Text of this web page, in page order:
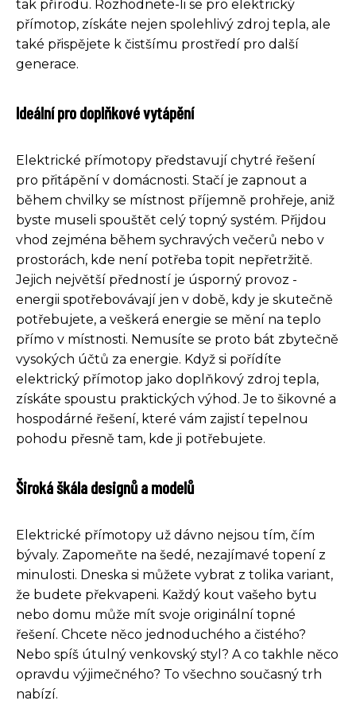
tak přírodu. Rozhodnete-li se pro elektrický
přímotop, získáte nejen spolehlivý zdroj tepla, ale
také přispějete k čistšímu prostředí pro další
generace.
Ideální pro doplňkové vytápění
Elektrické přímotopy představují chytré řešení
pro přitápění v domácnosti. Stačí je zapnout a
během chvilky se místnost příjemně prohřeje, aniž
byste museli spouštět celý topný systém. Přijdou
vhod zejména během sychravých večerů nebo v
prostorách, kde není potřeba topit nepřetržitě.
Jejich největší předností je úsporný provoz -
energii spotřebovávají jen v době, kdy je skutečně
potřebujete, a veškerá energie se mění na teplo
přímo v místnosti. Nemusíte se proto bát zbytečně
vysokých účtů za energie. Když si pořídíte
elektrický přímotop jako doplňkový zdroj tepla,
získáte spoustu praktických výhod. Je to šikovné a
hospodárné řešení, které vám zajistí tepelnou
pohodu přesně tam, kde ji potřebujete.
Široká škála designů a modelů
Elektrické přímotopy už dávno nejsou tím, čím
bývaly. Zapomeňte na šedé, nezajímavé topení z
minulosti. Dneska si můžete vybrat z tolika variant,
že budete překvapeni. Každý kout vašeho bytu
nebo domu může mít svoje originální topné
řešení. Chcete něco jednoduchého a čistého?
Nebo spíš útulný venkovský styl? A co takhle něco
opravdu výjimečného? To všechno současný trh
nabízí.